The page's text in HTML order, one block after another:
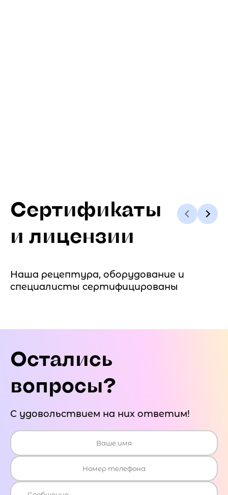
Сертификаты
и лицензии
Наша рецептура, оборудование и
специалисты сертифицированы
Остались
вопросы?
С удовольствием на них ответим!